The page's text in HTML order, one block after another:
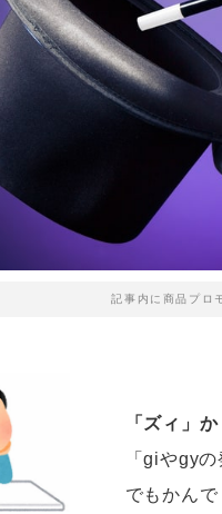
記事内に商品プロ
「ズィ」
「giやgy
でもかん